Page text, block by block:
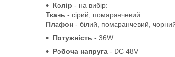
Колір - на вибір:
Ткань - сірий, помаранчевий
Плафон - білий, помаранчевий , чорний
Потужність - 36W
Робоча напруга - DC 48V